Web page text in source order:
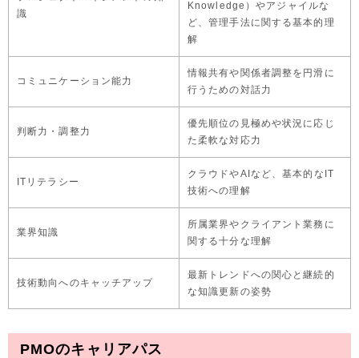
識
Knowledge）やアジャイルな
ど、管理手法に関する基本的理
解
コミュニケーション能力
情報共有や関係者調整を円滑に
行うための対話力
判断力・調整力
優先順位の見極めや状況に応じ
た柔軟な対応力
ITリテラシー
クラウドやAIなど、基本的なIT
技術への理解
業界知識
所属業界やクライアント業務に
関する十分な理解
技術動向へのキャッチアップ
最新トレンドへの関心と継続的
な知識更新の姿勢
PMOのキャリアパス